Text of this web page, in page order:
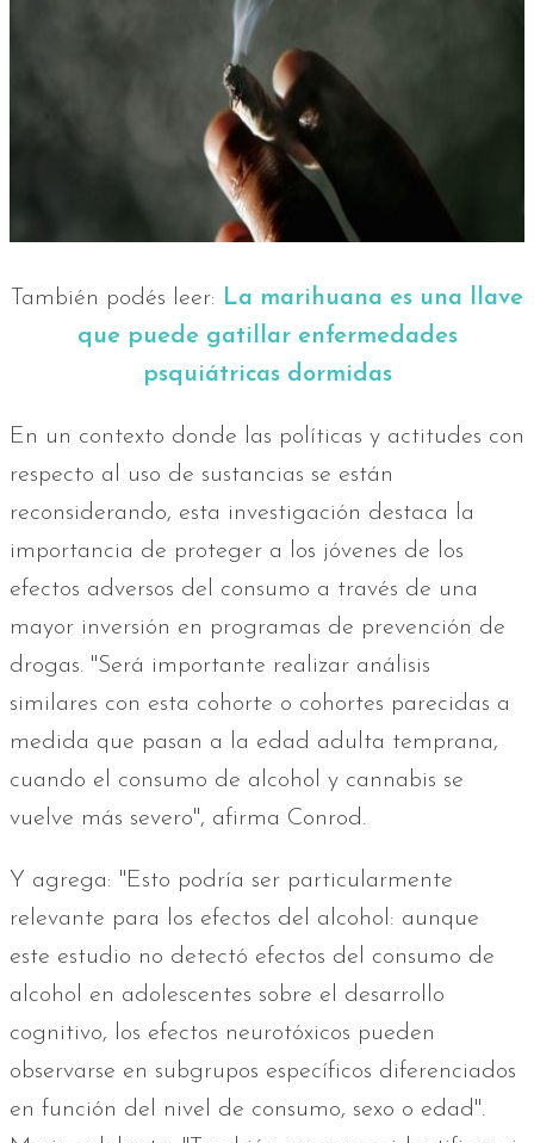
También podés leer: La marihuana es una llave
que puede gatillar enfermedades
psquiátricas dormidas
En un contexto donde las políticas y actitudes con
respecto al uso de sustancias se están
reconsiderando, esta investigación destaca la
importancia de proteger a los jóvenes de los
efectos adversos del consumo a través de una
mayor inversión en programas de prevención de
drogas. "Será importante realizar análisis
similares con esta cohorte o cohortes parecidas a
medida que pasan a la edad adulta temprana,
cuando el consumo de alcohol y cannabis se
vuelve más severo", afirma Conrod.
Y agrega: "Esto podría ser particularmente
relevante para los efectos del alcohol: aunque
este estudio no detectó efectos del consumo de
alcohol en adolescentes sobre el desarrollo
cognitivo, los efectos neurotóxicos pueden
observarse en subgrupos específicos diferenciados
en función del nivel de consumo, sexo o edad".